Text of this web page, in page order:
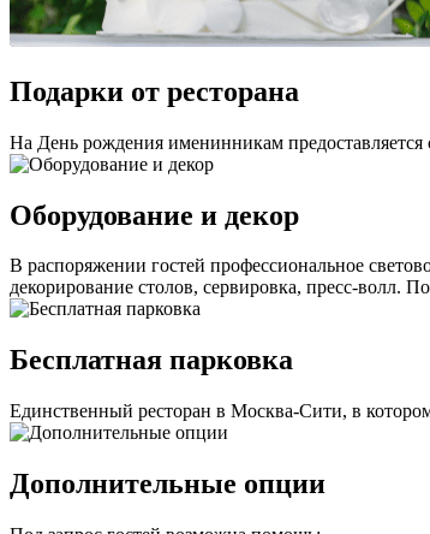
Подарки от ресторана
На День рождения именинникам
Оборудование и декор
В распоряжении гостей профессиональное
декорирование столов, сервировка, пресс-волл.
Бесплатная парковка
Единственный ресторан в Москва-Сити, в
Дополнительные опции